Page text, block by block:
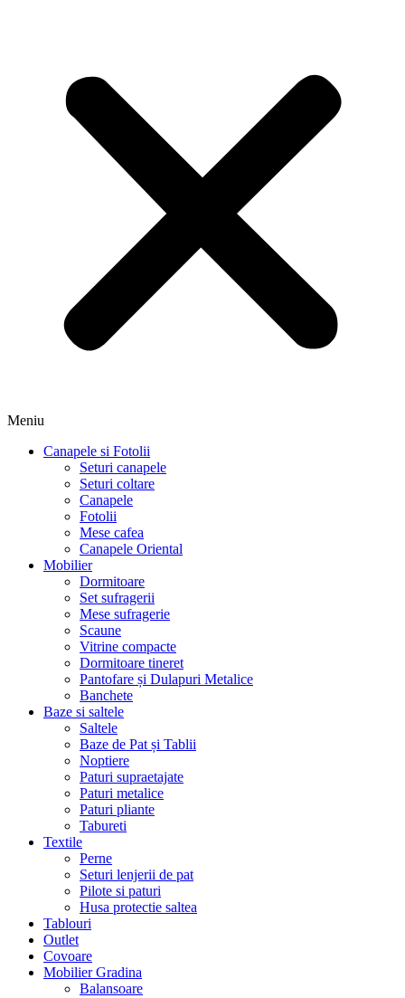
Meniu
Canapele si Fotolii
Seturi canapele
Seturi coltare
Canapele
Fotolii
Mese cafea
Canapele Oriental
Mobilier
Dormitoare
Set sufragerii
Mese sufragerie
Scaune
Vitrine compacte
Dormitoare tineret
Pantofare și Dulapuri Metalice
Banchete
Baze si saltele
Saltele
Baze de Pat și Tablii
Noptiere
Paturi supraetajate
Paturi metalice
Paturi pliante
Tabureti
Textile
Perne
Seturi lenjerii de pat
Pilote si paturi
Husa protectie saltea
Tablouri
Outlet
Covoare
Mobilier Gradina
Balansoare